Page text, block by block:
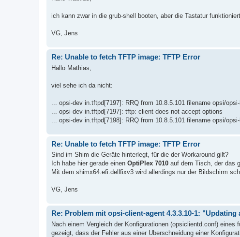
ich kann zwar in die grub-shell booten, aber die Tastatur
VG, Jens
Re: Unable to fetch TFTP image: TFTP Error
Hallo Mathias,
viel sehe ich da nicht:
... opsi-dev in.tftpd[7197]: RRQ from 10.8.5.101 filename opsi/
... opsi-dev in.tftpd[7197]: tftp: client does not accept options
... opsi-dev in.tftpd[7198]: RRQ from 10.8.5.101 filename opsi/opsi-
Re: Unable to fetch TFTP image: TFTP Error
Sind im Shim die Geräte hinterlegt, für die der Workaround gilt?
Ich habe hier gerade einen OptiPlex 7010 auf dem Tisch, der das
Mit dem shimx64.efi.dellfixv3 wird allerdings nur der Bildschirm
VG, Jens
Re: Problem mit opsi-client-agent 4.3.3.10-1:
Nach einem Vergleich der Konfigurationen (opsiclientd.conf)
gezeigt, dass der Fehler aus einer Uberschneidung einer